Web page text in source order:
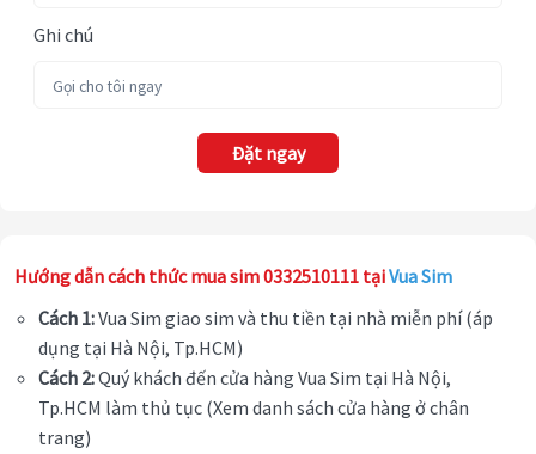
Ghi chú
Đặt ngay
Hướng dẫn cách thức mua sim 0332510111 tạiVua Sim
Cách 1:Vua Sim giao sim và thu tiền tại nhà miễn phí (áp
dụng tại Hà Nội, Tp.HCM)
Cách 2:Quý khách đến cửa hàng Vua Sim tại Hà Nội,
Tp.HCM làm thủ tục (Xem danh sách cửa hàng ở chân
trang)